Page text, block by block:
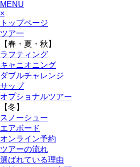
MENU
×
トップページ
ツア一
【春・夏・秋】
ラフティング
キャニオニング
ダブルチャレンジ
サップ
オプショナルツアー
【冬】
スノーシュー
エアボード
オンライン予約
ツアーの流れ
選ばれている理由